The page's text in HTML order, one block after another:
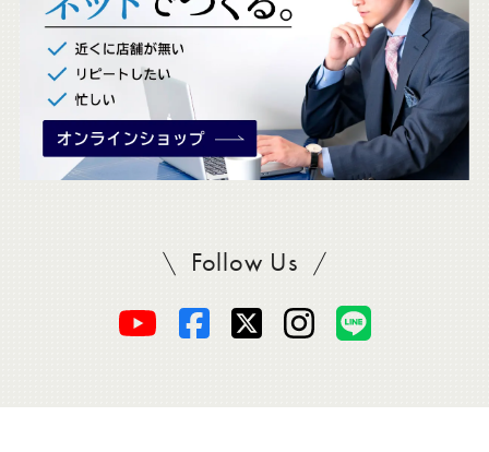
Follow UsSADAをフォロー
オ
オ
オ
オ